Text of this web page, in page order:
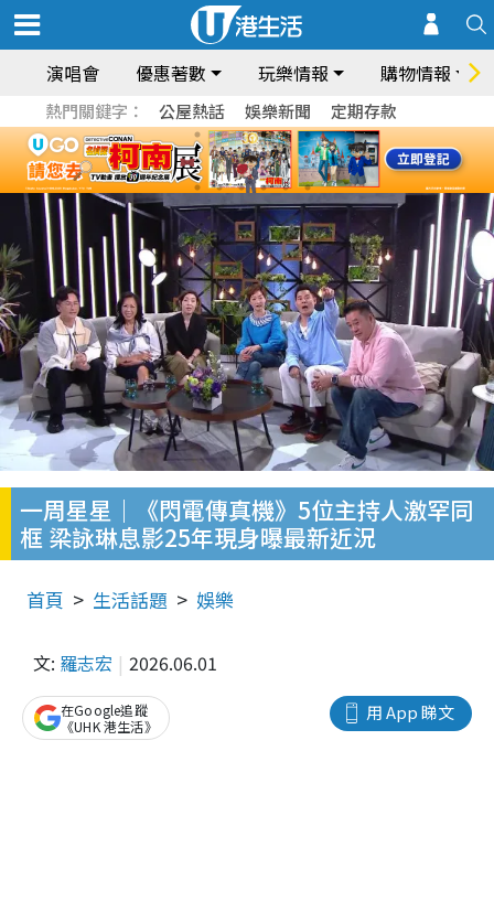
演唱會 優惠著數 玩樂情報 購物情報
熱門關鍵字： 公屋熱話 娛樂新聞 定期存款
一周星星｜《閃電傳真機》5位主持人激罕同
框 梁詠琳息影25年現身曝最新近況
首頁 生活話題 娛樂
文: 羅志宏 2026.06.01
用 App 睇文
在Google追蹤
《UHK 港生活》